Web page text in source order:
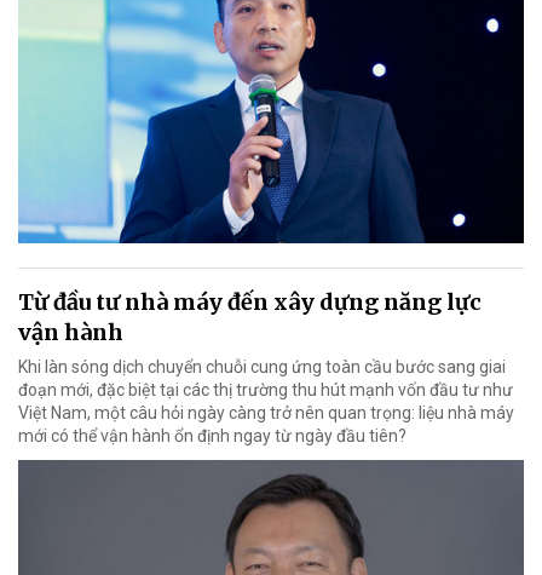
Từ đầu tư nhà máy đến xây dựng năng lực
vận hành
Khi làn sóng dịch chuyển chuỗi cung ứng toàn cầu bước sang giai
đoạn mới, đặc biệt tại các thị trường thu hút mạnh vốn đầu tư như
Việt Nam, một câu hỏi ngày càng trở nên quan trọng: liệu nhà máy
mới có thể vận hành ổn định ngay từ ngày đầu tiên?